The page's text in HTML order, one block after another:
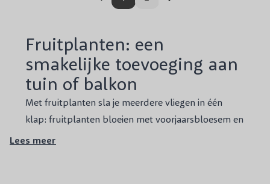
Fruitplanten: een
smakelijke toevoeging aan
tuin of balkon
Met fruitplanten sla je meerdere vliegen in één
klap: fruitplanten bloeien met voorjaarsbloesem en
bieden smakelijke vruchten uit eigen tuin.
Lees meer